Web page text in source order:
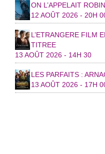
ON L’APPELAIT
12 AOÛT 2026 - 20H
L’ETRANGERE FILM
TITREE
13 AOÛT 2026 - 14H 30
LES PARFAITS :
13 AOÛT 2026 - 17H